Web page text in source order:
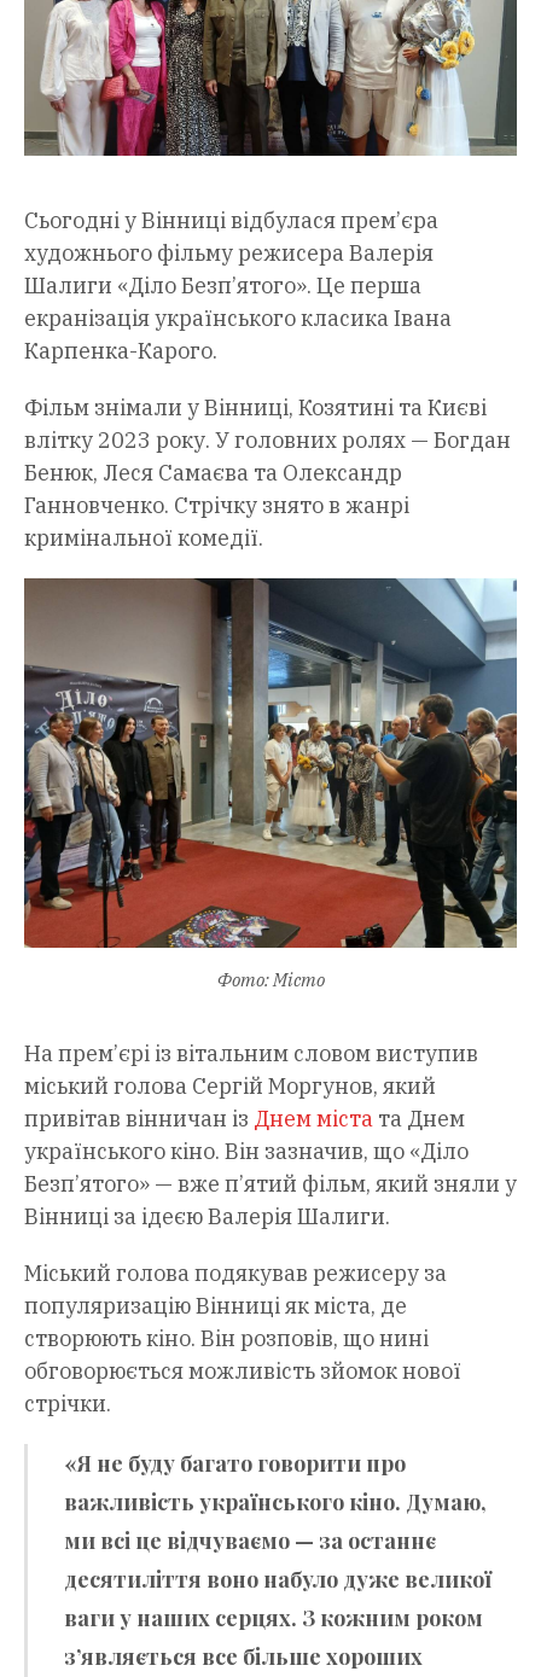
Сьогодні у Вінниці відбулася прем’єра
художнього фільму режисера Валерія
Шалиги «Діло Безп’ятого». Це перша
екранізація українського класика Івана
Карпенка-Карого.
Фільм знімали у Вінниці, Козятині та Києві
влітку 2023 року. У головних ролях — Богдан
Бенюк, Леся Самаєва та Олександр
Ганновченко. Стрічку знято в жанрі
кримінальної комедії.
Фото: Місто
На прем’єрі із вітальним словом виступив
міський голова Сергій Моргунов, який
привітав вінничан із Днем міста та Днем
українського кіно. Він зазначив, що «Діло
Безп’ятого» — вже п’ятий фільм, який зняли у
Вінниці за ідеєю Валерія Шалиги.
Міський голова подякував режисеру за
популяризацію Вінниці як міста, де
створюють кіно. Він розповів, що нині
обговорюється можливість зйомок нової
стрічки.
«Я не буду багато говорити про
важливість українського кіно. Думаю,
ми всі це відчуваємо — за останнє
десятиліття воно набуло дуже великої
ваги у наших серцях. З кожним роком
з’являється все більше хороших